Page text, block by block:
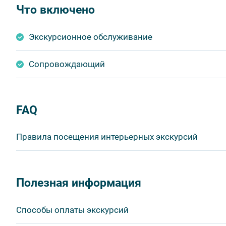
Что включено
Экскурсионное обслуживание
Сопровождающий
FAQ
Правила посещения интерьерных экскурсий
соблюдение которых сделает ваш отдых приятным,
бутилированной воды, категорически запрещается
Полезная информация
Способы оплаты экскурсий